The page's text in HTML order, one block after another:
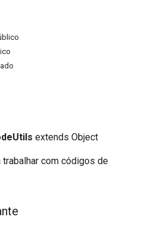
extends Object
com códigos de